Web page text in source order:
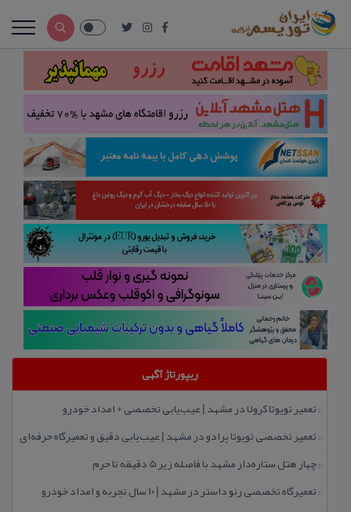
ریپورتاژ آگهی
:: تعمیر تویوتا كرولا در مشهد | عیب‌یابی تخصصی + امداد خودرو
:: تعمیر تخصصی تویوتا پرادو در مشهد | عیب‌یابی دقیق و تعمیرگاه حرفه‌ای
::چهار هتل‌ ستاره‌دار مشهد با فاصله زیر 5 دقیقه تا حرم
:: تعمیرگاه تخصصی رنو داستر در مشهد | ۱۰ سال تجربه و امداد خودرو